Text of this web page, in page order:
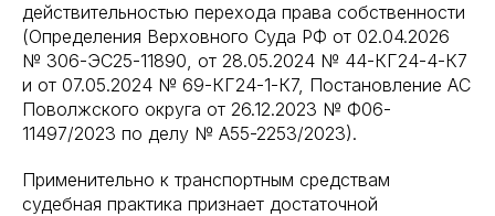
действительностью перехода права собственности
(Определения Верховного Суда РФ от 02.04.2026
№ 306-ЭC25-11890, от 28.05.2024 № 44-КГ24-4-К7
и от 07.05.2024 № 69-КГ24-1-К7, Постановление АС
Поволжского округа от 26.12.2023 № Ф06-
11497/2023 по делу № А55-2253/2023).
Применительно к транспортным средствам
судебная практика признает достаточной